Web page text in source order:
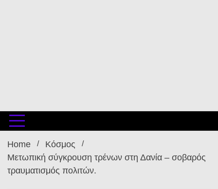
Home
Κόσμος
Μετωπική σύγκρουση τρένων στη Δανία – σοβαρός
τραυματισμός πολιτών.